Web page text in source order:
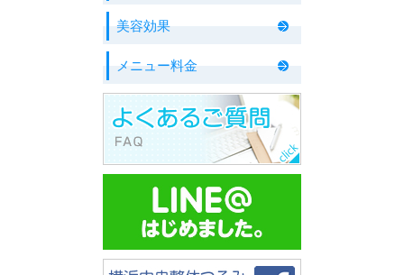
美容効果
メニュー料金